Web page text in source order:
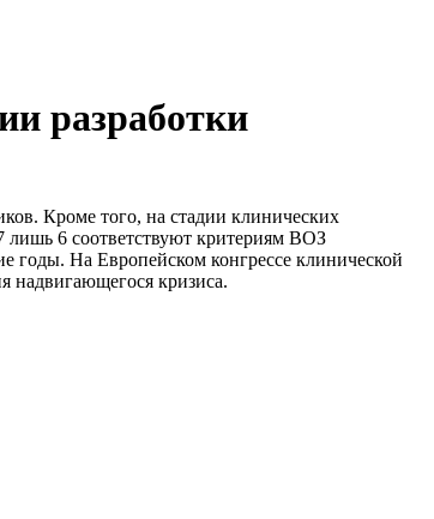
разработки
Кроме того, на стадии клинических
лишь 6 соответствуют критериям ВОЗ
годы. На Европейском конгрессе клинической
надвигающегося кризиса.